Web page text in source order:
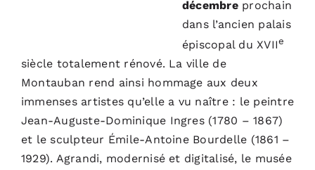
décembreprochain
dans l’ancien palais
épiscopal du XVIIe
siècle totalement rénové. La ville de
Montauban rend ainsi hommage aux deux
immenses artistes qu’elle a vu naître : le peintre
Jean-Auguste-Dominique Ingres (1780 – 1867)
et le sculpteur Émile-Antoine Bourdelle (1861 –
1929). Agrandi, modernisé et digitalisé, le musée